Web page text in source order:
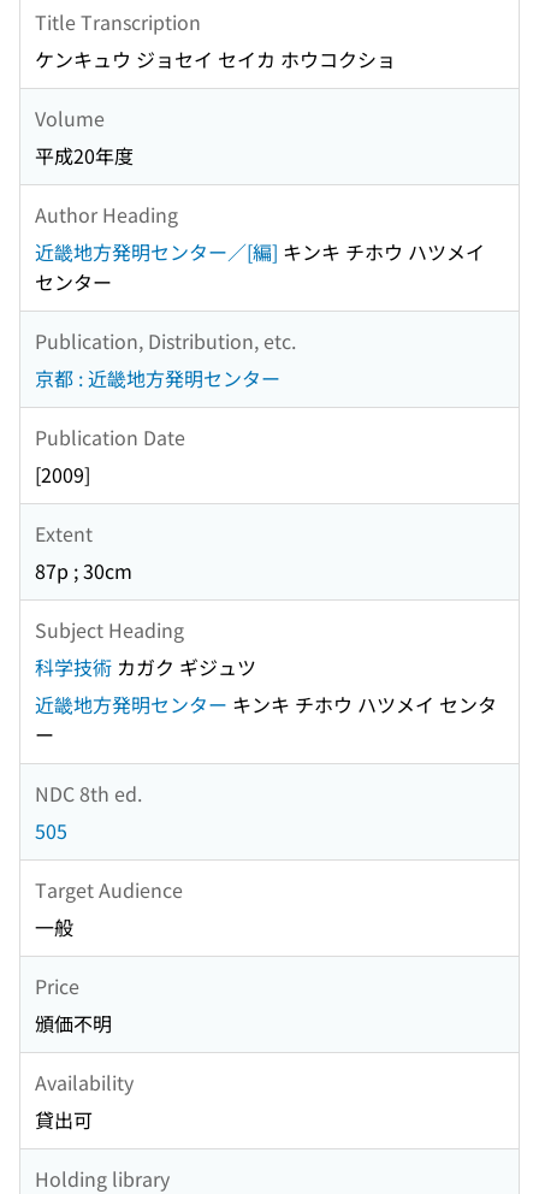
Title Transcription
ケンキュウ ジョセイ セイカ ホウコクショ
Volume
平成20年度
Author Heading
近畿地方発明センター／[編] キンキ チホウ ハツメイ
センター
Publication, Distribution, etc.
京都 : 近畿地方発明センター
Publication Date
[2009]
Extent
87p ; 30cm
Subject Heading
科学技術 カガク ギジュツ
近畿地方発明センター キンキ チホウ ハツメイ センタ
ー
NDC 8th ed.
505
Target Audience
一般
Price
頒価不明
Availability
貸出可
Holding library